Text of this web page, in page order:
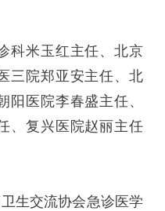
科米玉红主任、北京
三院郑亚安主任、北
阳医院李春盛主任、
、复兴医院赵丽主任
生交流协会急诊医学